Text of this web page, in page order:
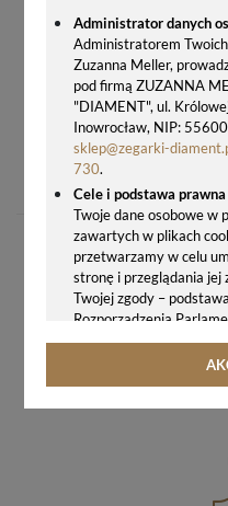
Administrator danych
Administratorem
Zuzanna Meller,
pod firmą ZUZANNA
"DIAMENT", ul.
Inowrocław, NIP:
sklep@zegarki-
730.
Cele i podstawa
Twoje dane osobowe w
zawartych w plikach
przetwarzamy w celu
stronę i przeglądania
Twojej zgody –
Rozporządzenia
2016/679 z
fizycznych w związku z
Twoje dane osobowe
hostingodawcy. Takie
PASEK DO ZEGARKA